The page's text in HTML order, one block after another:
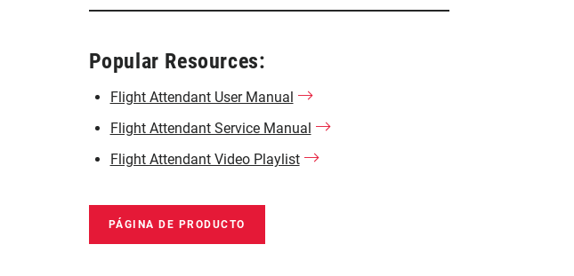
Popular Resources:
Flight Attendant User Manual
Flight Attendant Service Manual
Flight Attendant Video Playlist
PÁGINA DE PRODUCTO